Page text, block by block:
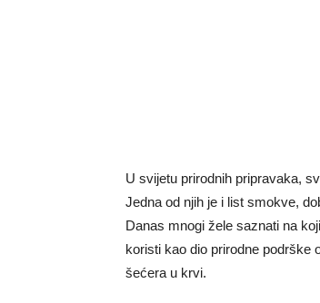
U svijetu prirodnih pripravaka,
Jedna od njih je i list smokve,
Danas mnogi žele saznati na
koristi kao dio prirodne podrške
šećera u krvi.